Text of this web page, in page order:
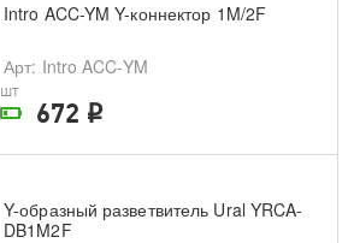
На складе поставщика
Intro ACC-YM Y-коннектор 1M/2F
Арт: Intro ACC-YM
шт
672 i
Y-образный разветвитель Ural YRCA-
DB1M2F